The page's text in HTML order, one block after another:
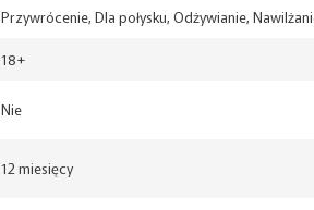
Przywrócenie, Dla połysku, Odżywianie,
18+
Nie
12 miesięcy